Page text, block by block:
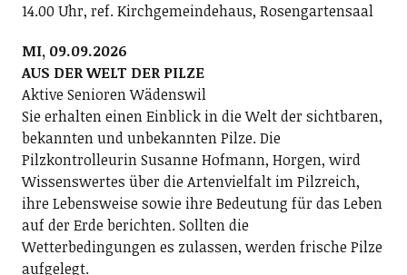
14.00 Uhr, ref. Kirchgemeindehaus, Rosengartensaal
MI, 09.09.2026
AUS DER WELT DER PILZE
Aktive Senioren Wädenswil
Sie erhalten einen Einblick in die Welt der sichtbaren,
bekannten und unbekannten Pilze. Die
Pilzkontrolleurin Susanne Hofmann, Horgen, wird
Wissenswertes über die Artenvielfalt im Pilzreich,
ihre Lebensweise sowie ihre Bedeutung für das Leben
auf der Erde berichten. Sollten die
Wetterbedingungen es zulassen, werden frische Pilze
aufgelegt.